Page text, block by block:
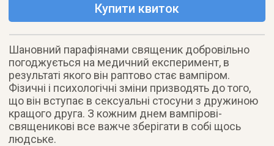
Купити квиток
Шановний парафіянами священик добровільно
погоджується на медичний експеримент, в
результаті якого він раптово стає вампіром.
Фізичні і психологічні зміни призводять до того,
що він вступає в сексуальні стосуни з дружиною
кращого друга. З кожним днем вампірові-
священикові все важче зберігати в собі щось
людське.